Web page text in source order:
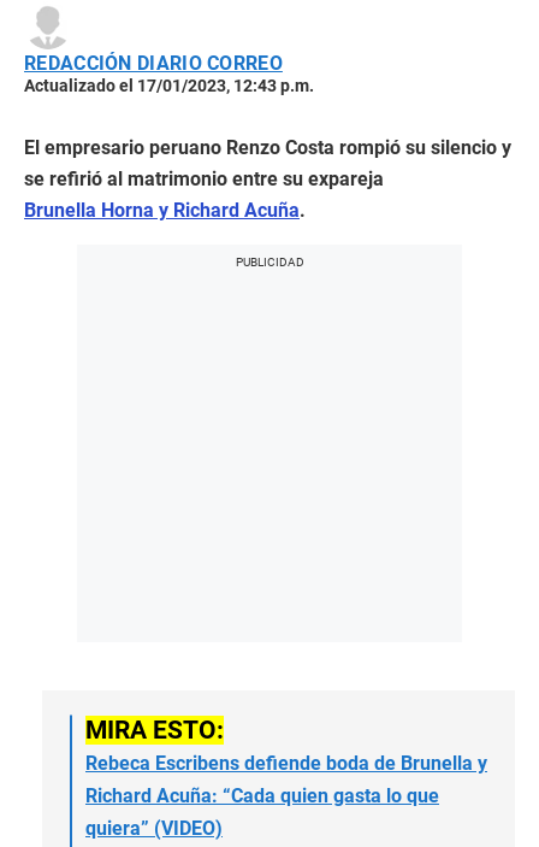
REDACCIÓN DIARIO CORREO
Actualizado el 17/01/2023, 12:43 p.m.
El empresario peruano Renzo Costa rompió su silencio y
se refirió al matrimonio entre su expareja
Brunella Horna y Richard Acuña.
MIRA ESTO:
Rebeca Escribens defiende boda de Brunella y
Richard Acuña: “Cada quien gasta lo que
quiera” (VIDEO)